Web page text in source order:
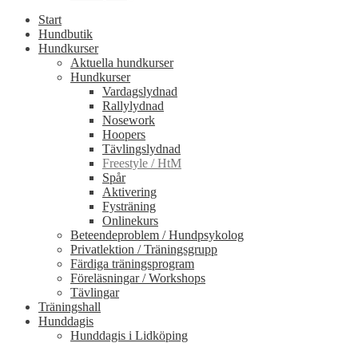
Start
Hundbutik
Hundkurser
Aktuella hundkurser
Hundkurser
Vardagslydnad
Rallylydnad
Nosework
Hoopers
Tävlingslydnad
Freestyle / HtM
Spår
Aktivering
Fysträning
Onlinekurs
Beteendeproblem / Hundpsykolog
Privatlektion / Träningsgrupp
Färdiga träningsprogram
Föreläsningar / Workshops
Tävlingar
Träningshall
Hunddagis
Hunddagis i Lidköping